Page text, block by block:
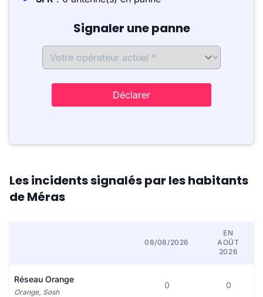
Signaler une panne
Déclarer
Les incidents signalés par les habitants
de Méras
08/08/2026
EN
AOÛT
2026
Réseau Orange
Orange, Sosh
0 0